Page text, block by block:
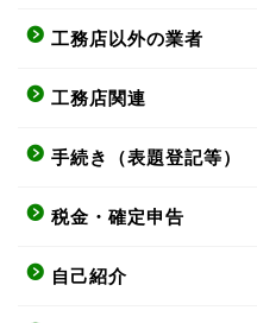
工務店以外の業者
工務店関連
手続き（表題登記等）
税金・確定申告
自己紹介